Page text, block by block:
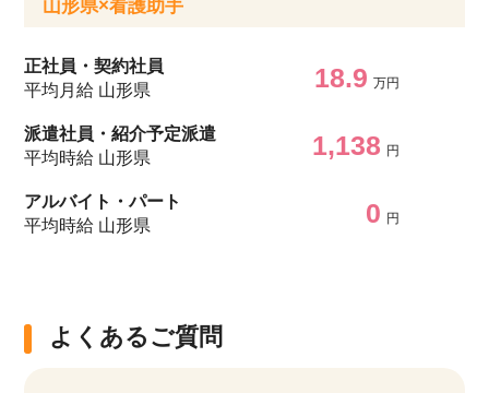
山形県×看護助手
正社員・契約社員
平均月給 山形県
18.9 万円
派遣社員・紹介予定派遣
平均時給 山形県
1,138 円
アルバイト・パート
平均時給 山形県
0 円
よくあるご質問
該当件数
17,050 件